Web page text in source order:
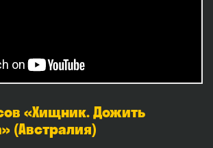
«Хищник. Дожить
(Австралия)